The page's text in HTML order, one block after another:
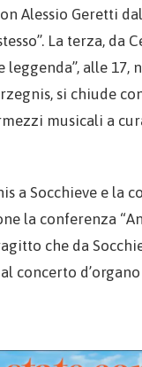
Alessio Geretti
La terza,
leggenda”, alle
si chiude
musicali a
a Socchieve e la
la conferenza
che da
concerto